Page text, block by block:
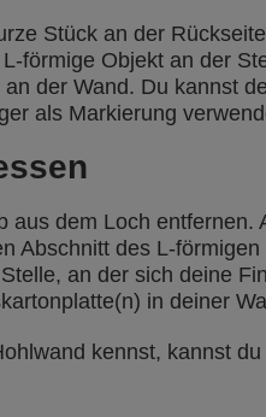
Stück an der
förmige Objekt an der
der Wand. Du kannst
als Markierung
aus dem Loch entfernen.
Abschnitt des L-
an der sich deine
in deiner
kennst, kannst